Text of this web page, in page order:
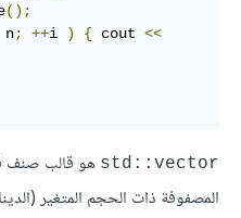
();
n; ++i ) { cout <<
std::vector هو قالب صنف
المصفوفة ذات الحجم المتغير